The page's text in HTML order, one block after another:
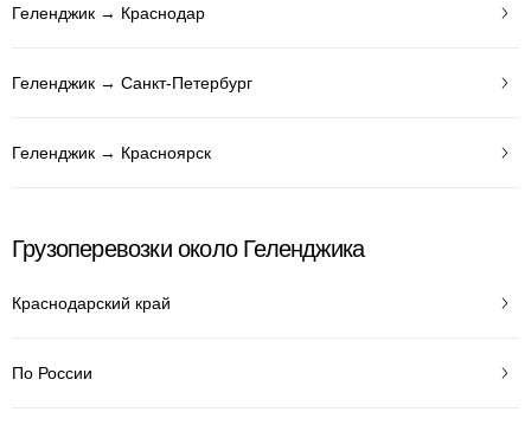
Геленджик → Краснодар
Геленджик → Санкт-Петербург
Геленджик → Красноярск
Грузоперевозки около Геленджика
Краснодарский край
По России